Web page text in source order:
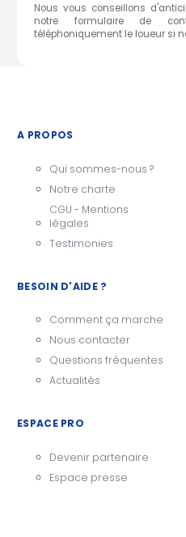
Nous vous conseillons
notre formulaire de
téléphoniquement le loueur si
A PROPOS
Qui sommes-nous ?
Notre charte
CGU - Mentions
légales
Testimonies
BESOIN D'AIDE ?
Comment ça marche
Nous contacter
Questions fréquentes
Actualités
ESPACE PRO
Devenir partenaire
Espace presse